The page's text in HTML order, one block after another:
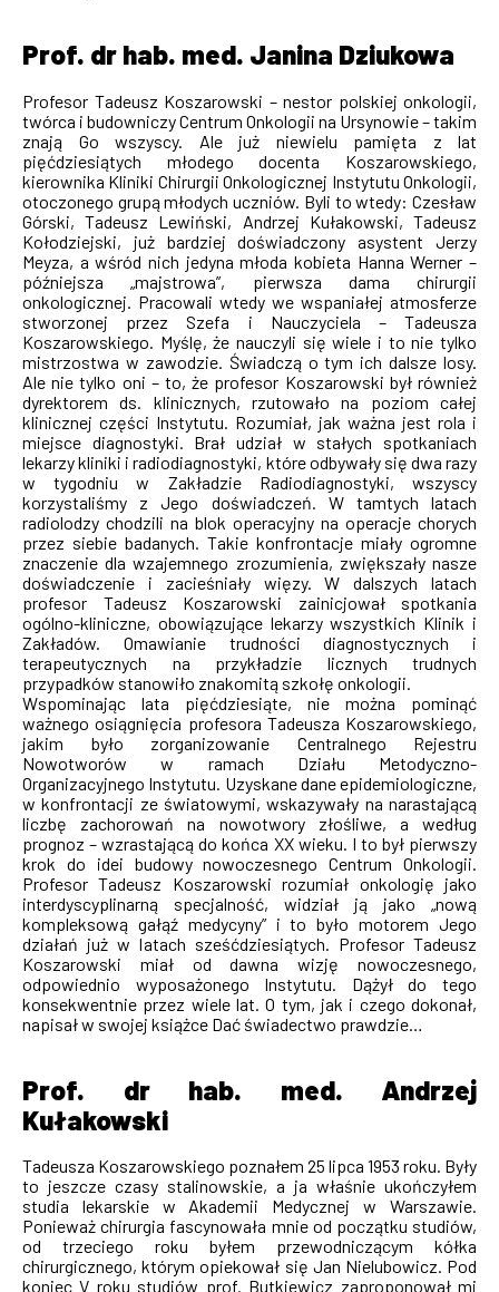
Prof. dr hab. med. Janina Dziukowa
Profesor Tadeusz Koszarowski – nestor polskiej onkologii,
twórca i budowniczy Centrum Onkologii na Ursynowie – takim
znają Go wszyscy. Ale już niewielu pamięta z lat
pięćdziesiątych młodego docenta Koszarowskiego,
kierownika Kliniki Chirurgii Onkologicznej Instytutu Onkologii,
otoczonego grupą młodych uczniów. Byli to wtedy: Czesław
Górski, Tadeusz Lewiński, Andrzej Kułakowski, Tadeusz
Kołodziejski, już bardziej doświadczony asystent Jerzy
Meyza, a wśród nich jedyna młoda kobieta Hanna Werner –
późniejsza „majstrowa”, pierwsza dama chirurgii
onkologicznej. Pracowali wtedy we wspaniałej atmosferze
stworzonej przez Szefa i Nauczyciela – Tadeusza
Koszarowskiego. Myślę, że nauczyli się wiele i to nie tylko
mistrzostwa w zawodzie. Świadczą o tym ich dalsze losy.
Ale nie tylko oni – to, że profesor Koszarowski był również
dyrektorem ds. klinicznych, rzutowało na poziom całej
klinicznej części Instytutu. Rozumiał, jak ważna jest rola i
miejsce diagnostyki. Brał udział w stałych spotkaniach
lekarzy kliniki i radiodiagnostyki, które odbywały się dwa razy
w tygodniu w Zakładzie Radiodiagnostyki, wszyscy
korzystaliśmy z Jego doświadczeń. W tamtych latach
radiolodzy chodzili na blok operacyjny na operacje chorych
przez siebie badanych. Takie konfrontacje miały ogromne
znaczenie dla wzajemnego zrozumienia, zwiększały nasze
doświadczenie i zacieśniały więzy. W dalszych latach
profesor Tadeusz Koszarowski zainicjował spotkania
ogólno-kliniczne, obowiązujące lekarzy wszystkich Klinik i
Zakładów. Omawianie trudności diagnostycznych i
terapeutycznych na przykładzie licznych trudnych
przypadków stanowiło znakomitą szkołę onkologii.
Wspominając lata pięćdziesiąte, nie można pominąć
ważnego osiągnięcia profesora Tadeusza Koszarowskiego,
jakim było zorganizowanie Centralnego Rejestru
Nowotworów w ramach Działu Metodyczno-
Organizacyjnego Instytutu. Uzyskane dane epidemiologiczne,
w konfrontacji ze światowymi, wskazywały na narastającą
liczbę zachorowań na nowotwory złośliwe, a według
prognoz – wzrastającą do końca XX wieku. I to był pierwszy
krok do idei budowy nowoczesnego Centrum Onkologii.
Profesor Tadeusz Koszarowski rozumiał onkologię jako
interdyscyplinarną specjalność, widział ją jako „nową
kompleksową gałąź medycyny” i to było motorem Jego
działań już w latach sześćdziesiątych. Profesor Tadeusz
Koszarowski miał od dawna wizję nowoczesnego,
odpowiednio wyposażonego Instytutu. Dążył do tego
konsekwentnie przez wiele lat. O tym, jak i czego dokonał,
napisał w swojej książce Dać świadectwo prawdzie…
Prof. dr hab. med. Andrzej
Kułakowski
Tadeusza Koszarowskiego poznałem 25 lipca 1953 roku. Były
to jeszcze czasy stalinowskie, a ja właśnie ukończyłem
studia lekarskie w Akademii Medycznej w Warszawie.
Ponieważ chirurgia fascynowała mnie od początku studiów,
od trzeciego roku byłem przewodniczącym kółka
chirurgicznego, którym opiekował się Jan Nielubowicz. Pod
koniec V roku studiów prof. Butkiewicz zaproponował mi